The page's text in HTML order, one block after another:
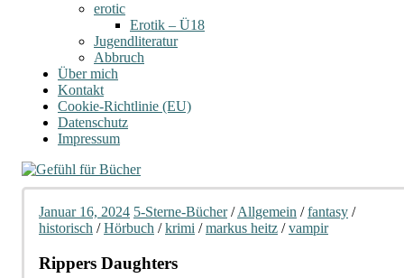
erotic
Erotik – Ü18
Jugendliteratur
Abbruch
Über mich
Kontakt
Cookie-Richtlinie (EU)
Datenschutz
Impressum
Januar 16, 2024 5-Sterne-Bücher/Allgemein /fantasy /
historisch /Hörbuch /krimi /markus heitz /vampir
Rippers Daughters